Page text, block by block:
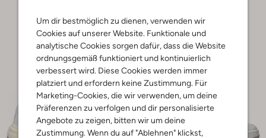
Um dir bestmöglich zu dienen, verwenden wir
Cookies auf unserer Website. Funktionale und
analytische Cookies sorgen dafür, dass die Website
ordnungsgemäß funktioniert und kontinuierlich
verbessert wird. Diese Cookies werden immer
platziert und erfordern keine Zustimmung. Für
Marketing-Cookies, die wir verwenden, um deine
Präferenzen zu verfolgen und dir personalisierte
Angebote zu zeigen, bitten wir um deine
Zustimmung. Wenn du auf "Ablehnen" klickst,